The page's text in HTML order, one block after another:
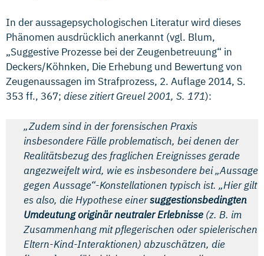
In der aussagepsychologischen Literatur wird dieses
Phänomen ausdrücklich anerkannt (vgl. Blum,
„Suggestive Prozesse bei der Zeugenbetreuung“ in
Deckers/Köhnken, Die Erhebung und Bewertung von
Zeugenaussagen im Strafprozess, 2. Auflage 2014, S.
353 ff., 367; diese zitiert Greuel 2001, S. 171):
„Zudem sind in der forensischen Praxis
insbesondere Fälle problematisch, bei denen der
Realitätsbezug des fraglichen Ereignisses gerade
angezweifelt wird, wie es insbesondere bei „Aussage
gegen Aussage“-Konstellationen typisch ist. „Hier gilt
es also, die Hypothese einersuggestionsbedingten
Umdeutung originär neutraler Erlebnisse (z. B. im
Zusammenhang mit pflegerischen oder spielerischen
Eltern-Kind-Interaktionen) abzuschätzen, die